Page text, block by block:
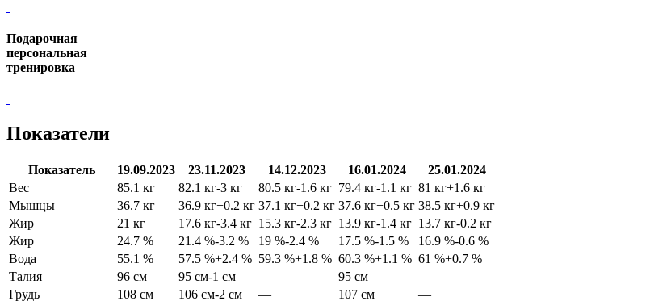
Подарочная
персональная
тренировка
Показатели
Показатель 19.09.2023 23.11.2023 14.12.2023 16.01.2024
25.01.2024
Вес
85.1 кг 82.1 кг-3 кг 80.5 кг-1.6 кг 79.4 кг-1.1 кг 81 кг+1.6 кг
Мышцы
36.7 кг 36.9 кг+0.2 кг 37.1 кг+0.2 кг 37.6 кг+0.5 кг 38.5 кг+0.9 кг
Жир
21 кг 17.6 кг-3.4 кг 15.3 кг-2.3 кг 13.9 кг-1.4 кг 13.7 кг-0.2 кг
Жир
24.7 % 21.4 %-3.2 % 19 %-2.4 % 17.5 %-1.5 % 16.9 %-0.6 %
Вода
55.1 % 57.5 %+2.4 % 59.3 %+1.8 % 60.3 %+1.1 % 61 %+0.7 %
Талия
96 см 95 см-1 см — 95 см
—
Грудь
108 см 106 см-2 см — 107 см
—